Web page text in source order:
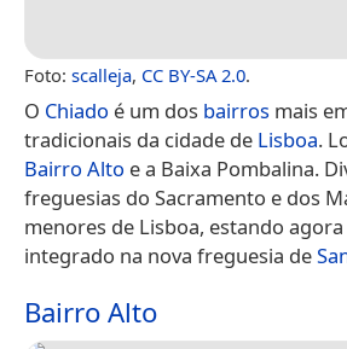
Foto: scalleja, CC BY-SA 2.0.
O Chiado é um dos bairros mais
tradicionais da cidade de Lisboa.
Bairro Alto e a Baixa Pombalina.
freguesias do Sacramento e dos
menores de Lisboa, estando
integrado na nova freguesia de
Bairro Alto